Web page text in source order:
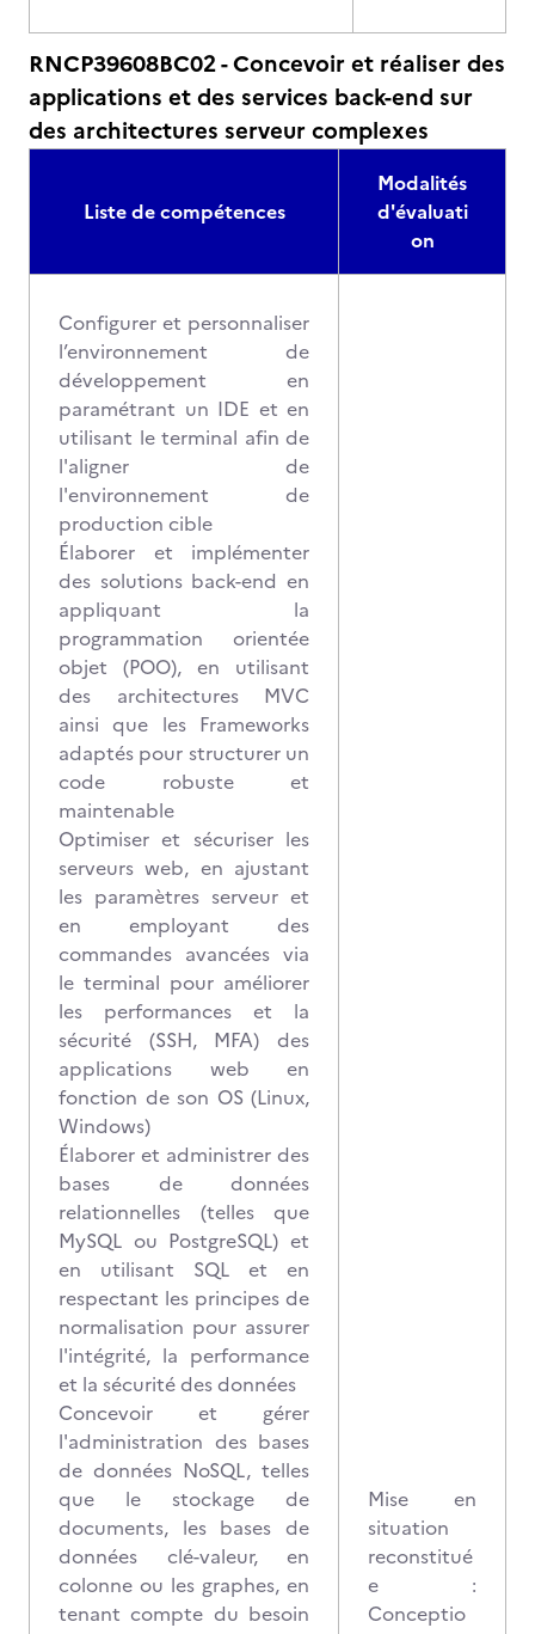
RNCP39608BC02 - Concevoir et réaliser des
applications et des services back-end sur
des architectures serveur complexes
Liste de compétences
Modalités
d'évaluati
on
Configurer et personnaliser
l’environnement de
développement en
paramétrant un IDE et en
utilisant le terminal afin de
l'aligner de
l'environnement de
production cible
Élaborer et implémenter
des solutions back-end en
appliquant la
programmation orientée
objet (POO), en utilisant
des architectures MVC
ainsi que les Frameworks
adaptés pour structurer un
code robuste et
maintenable
Optimiser et sécuriser les
serveurs web, en ajustant
les paramètres serveur et
en employant des
commandes avancées via
le terminal pour améliorer
les performances et la
sécurité (SSH, MFA) des
applications web en
fonction de son OS (Linux,
Windows)
Élaborer et administrer des
bases de données
relationnelles (telles que
MySQL ou PostgreSQL) et
en utilisant SQL et en
respectant les principes de
normalisation pour assurer
l'intégrité, la performance
et la sécurité des données
Concevoir et gérer
l'administration des bases
de données NoSQL, telles
que le stockage de
documents, les bases de
données clé-valeur, en
colonne ou les graphes, en
tenant compte du besoin
Mise en
situation
reconstitué
e :
Conceptio